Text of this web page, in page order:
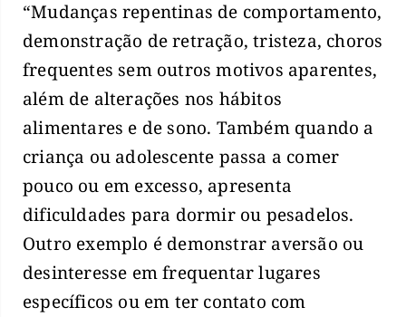
“Mudanças repentinas de comportamento,
demonstração de retração, tristeza, choros
frequentes sem outros motivos aparentes,
além de alterações nos hábitos
alimentares e de sono. Também quando a
criança ou adolescente passa a comer
pouco ou em excesso, apresenta
dificuldades para dormir ou pesadelos.
Outro exemplo é demonstrar aversão ou
desinteresse em frequentar lugares
específicos ou em ter contato com